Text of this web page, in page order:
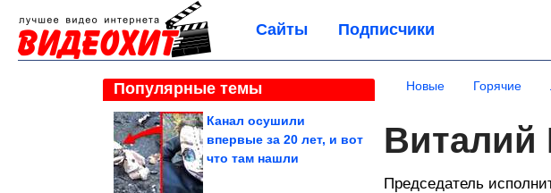
Сайты Подписчики
Популярные темы
Канал осушили
впервые за 20 лет, и вот
что там нашли
Новые Горячие
Виталий
Председатель